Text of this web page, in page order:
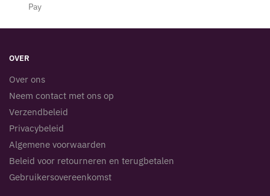
Pay
OVER
Over ons
Neem contact met ons op
Verzendbeleid
Privacybeleid
Algemene voorwaarden
Beleid voor retourneren en terugbetalen
Gebruikersovereenkomst